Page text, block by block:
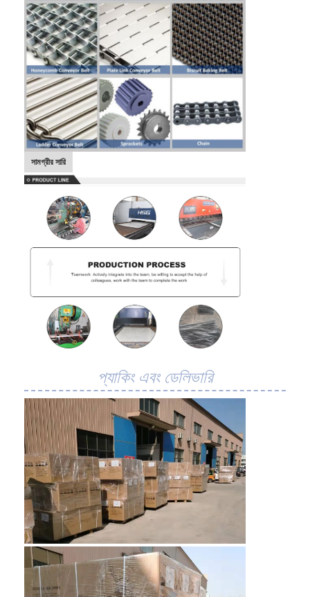
সামগ্রীর সারি
প্যাকিং এবং ডেলিভারি